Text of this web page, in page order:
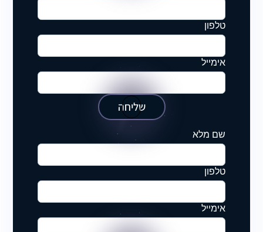
טלפון
אימייל
שליחה
שם מלא
טלפון
אימייל